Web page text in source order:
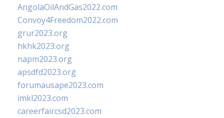
AngolaOilAndGas2022.com
Convoy4Freedom2022.com
grur2023.org
hkhk2023.org
napm2023.org
apsdfd2023.org
forumausape2023.com
imkl2023.com
careerfaircsd2023.com